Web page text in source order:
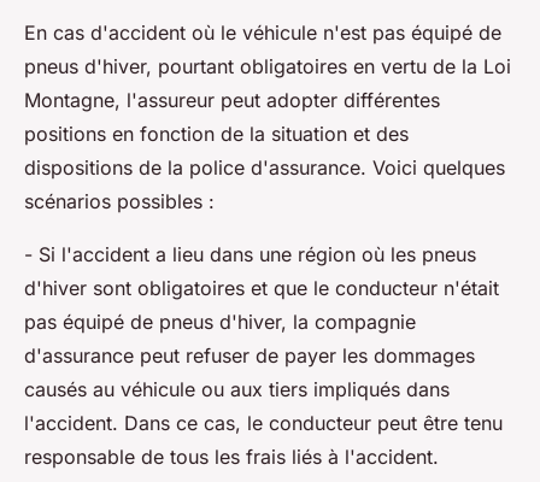
En cas d'accident où le véhicule n'est pas équipé de
pneus d'hiver, pourtant obligatoires en vertu de la Loi
Montagne, l'assureur peut adopter différentes
positions en fonction de la situation et des
dispositions de la police d'assurance. Voici quelques
scénarios possibles :
- Si l'accident a lieu dans une région où les pneus
d'hiver sont obligatoires et que le conducteur n'était
pas équipé de pneus d'hiver, la compagnie
d'assurance peut refuser de payer les dommages
causés au véhicule ou aux tiers impliqués dans
l'accident. Dans ce cas, le conducteur peut être tenu
responsable de tous les frais liés à l'accident.